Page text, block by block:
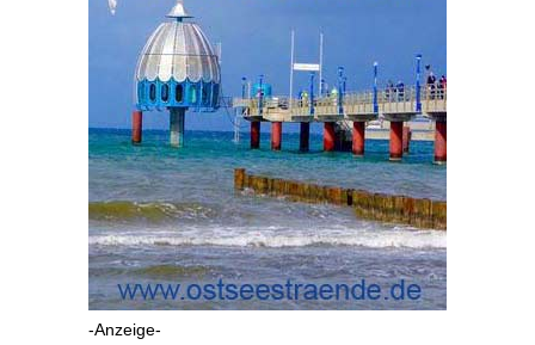
-Anzeige-